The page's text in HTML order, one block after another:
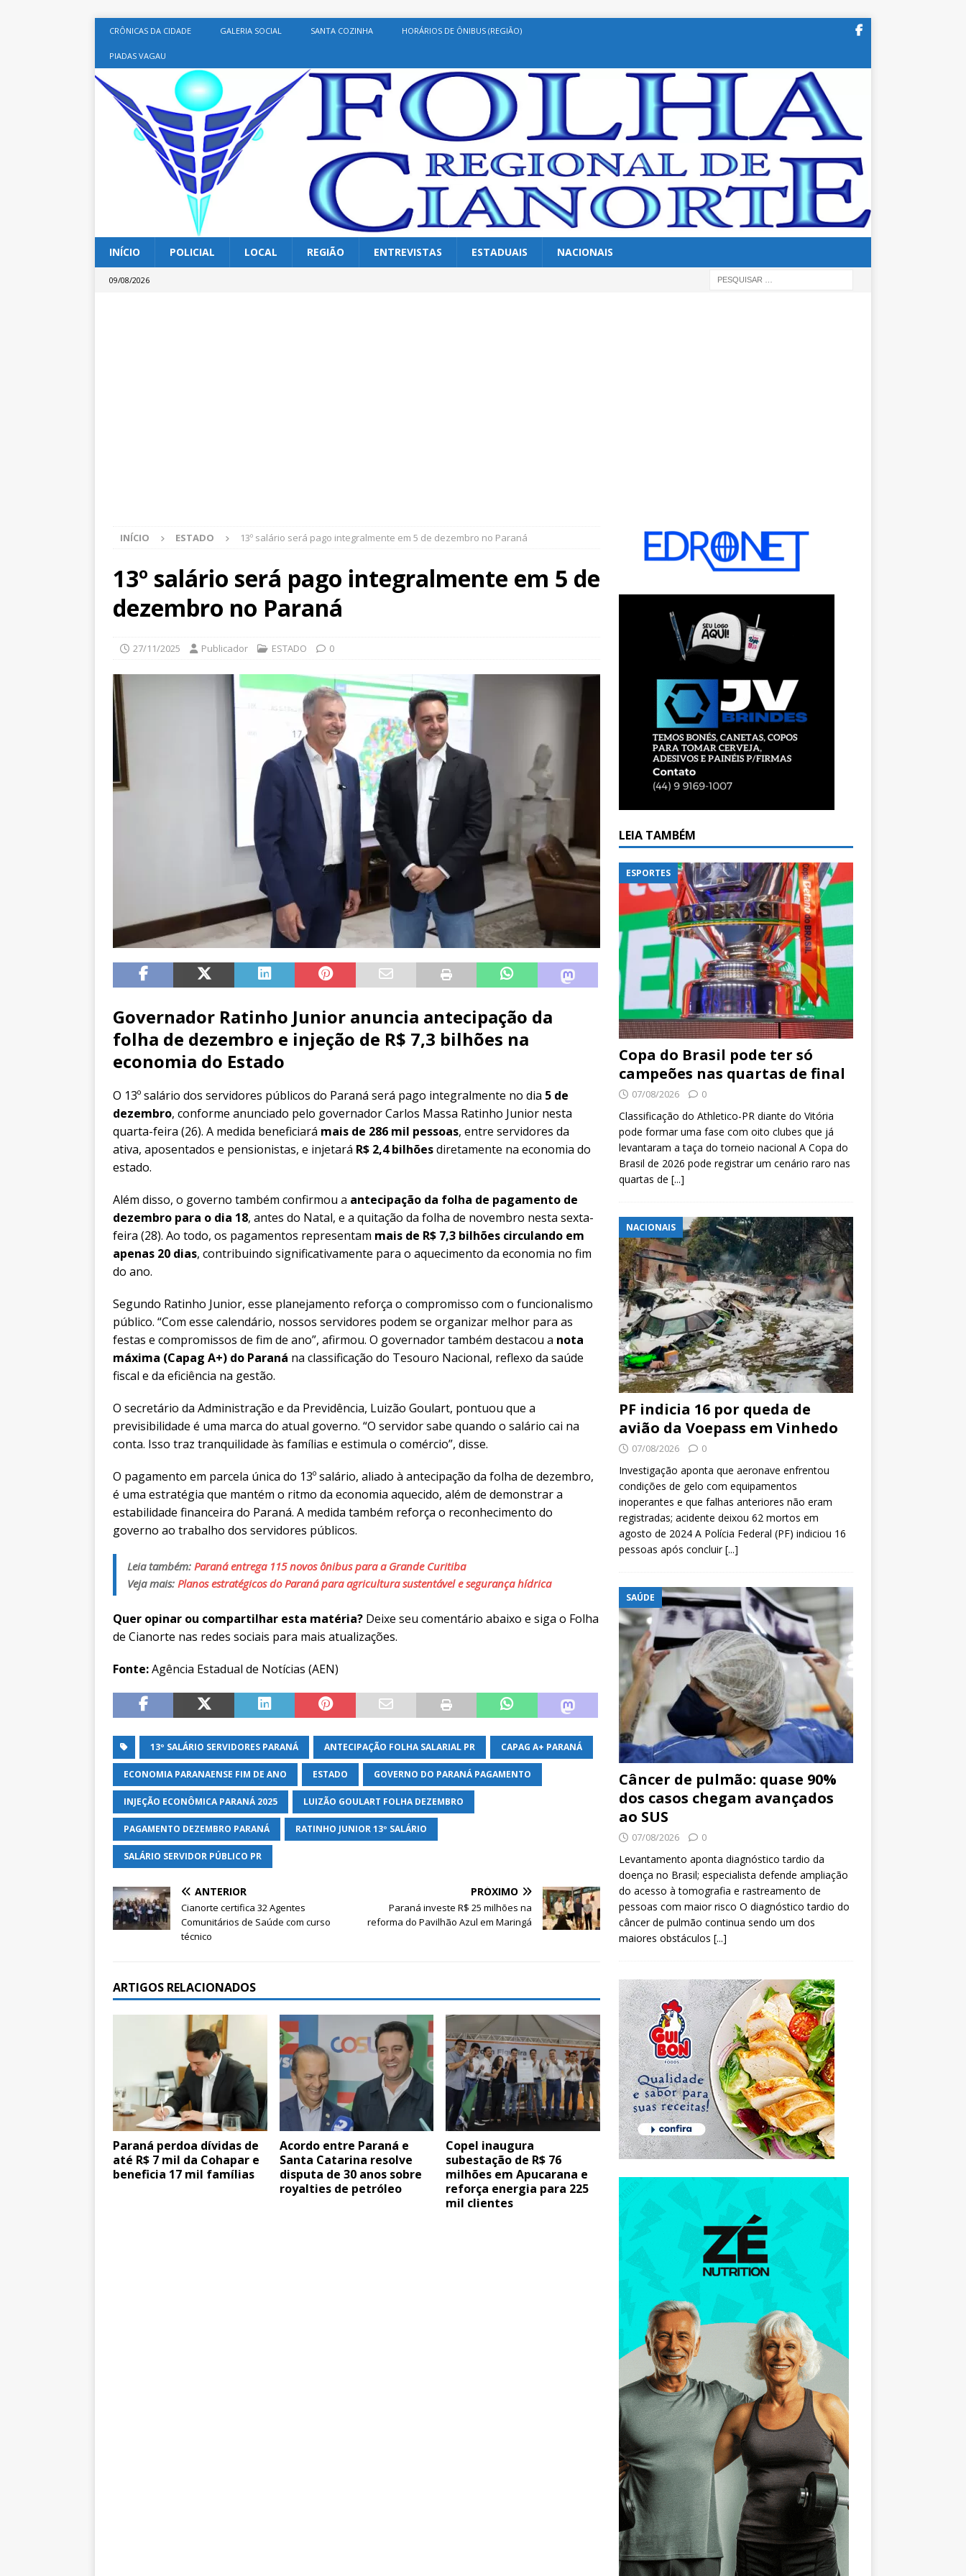
CRÔNICAS DA CIDADE GALERIA SOCIAL SANTA COZINHA HORÁRIOS DE ÔNIBUS (REGIÃO)
PIADAS VAGAU
INÍCIO POLICIAL LOCAL REGIÃO ENTREVISTAS ESTADUAIS NACIONAIS
09/08/2026
INÍCIO ESTADO 13º salário será pago integralmente em 5 de dezembro no Paraná
13º salário será pago integralmente em 5 de
dezembro no Paraná
27/11/2025 Publicador ESTADO 0
Governador Ratinho Junior anuncia antecipação da
folha de dezembro e injeção de R$ 7,3 bilhões na
economia do Estado
O 13º salário dos servidores públicos do Paraná será pago integralmente no dia 5 de
dezembro, conforme anunciado pelo governador Carlos Massa Ratinho Junior nesta
quarta-feira (26). A medida beneficiará mais de 286 mil pessoas, entre servidores da
ativa, aposentados e pensionistas, e injetará R$ 2,4 bilhõesdiretamente na economia do
estado.
Além disso, o governo também confirmou a antecipação da folha de pagamento de
dezembro para o dia 18, antes do Natal, e a quitação da folha de novembro nesta sexta-
feira (28). Ao todo, os pagamentos representam mais de R$ 7,3 bilhões circulando em
apenas 20 dias, contribuindo significativamente para o aquecimento da economia no fim
do ano.
Segundo Ratinho Junior, esse planejamento reforça o compromisso com o funcionalismo
público. “Com esse calendário, nossos servidores podem se organizar melhor para as
festas e compromissos de fim de ano”, afirmou. O governador também destacou a nota
máxima (Capag A+) do Paraná na classificação do Tesouro Nacional, reflexo da saúde
fiscal e da eficiência na gestão.
O secretário da Administração e da Previdência, Luizão Goulart, pontuou que a
previsibilidade é uma marca do atual governo. “O servidor sabe quando o salário cai na
conta. Isso traz tranquilidade às famílias e estimula o comércio”, disse.
O pagamento em parcela única do 13º salário, aliado à antecipação da folha de dezembro,
é uma estratégia que mantém o ritmo da economia aquecido, além de demonstrar a
estabilidade financeira do Paraná. A medida também reforça o reconhecimento do
governo ao trabalho dos servidores públicos.
Leia também: Paraná entrega 115 novos ônibus para a Grande Curitiba
Veja mais: Planos estratégicos do Paraná para agricultura sustentável e segurança hídrica
Quer opinar ou compartilhar esta matéria? Deixe seu comentário abaixo e siga o Folha
de Cianorte nas redes sociais para mais atualizações.
Fonte:Agência Estadual de Notícias (AEN)
13º SALÁRIO SERVIDORES PARANÁ ANTECIPAÇÃO FOLHA SALARIAL PR CAPAG A+ PARANÁ
ECONOMIA PARANAENSE FIM DE ANO ESTADO GOVERNO DO PARANÁ PAGAMENTO
INJEÇÃO ECONÔMICA PARANÁ 2025 LUIZÃO GOULART FOLHA DEZEMBRO
PAGAMENTO DEZEMBRO PARANÁ RATINHO JUNIOR 13º SALÁRIO
SALÁRIO SERVIDOR PÚBLICO PR
ANTERIOR
Cianorte certifica 32 Agentes
Comunitários de Saúde com curso
técnico
PRÓXIMO
Paraná investe R$ 25 milhões na
reforma do Pavilhão Azul em Maringá
ARTIGOS RELACIONADOS
Paraná perdoa dívidas de
até R$ 7 mil da Cohapar e
beneficia 17 mil famílias
Acordo entre Paraná e
Santa Catarina resolve
disputa de 30 anos sobre
royalties de petróleo
Copel inaugura
subestação de R$ 76
milhões em Apucarana e
reforça energia para 225
mil clientes
LEIA TAMBÉM
ESPORTES
Copa do Brasil pode ter só
campeões nas quartas de final
07/08/2026 0
Classificação do Athletico-PR diante do Vitória
pode formar uma fase com oito clubes que já
levantaram a taça do torneio nacional A Copa do
Brasil de 2026 pode registrar um cenário raro nas
quartas de [...]
NACIONAIS
PF indicia 16 por queda de
avião da Voepass em Vinhedo
07/08/2026 0
Investigação aponta que aeronave enfrentou
condições de gelo com equipamentos
inoperantes e que falhas anteriores não eram
registradas; acidente deixou 62 mortos em
agosto de 2024 A Polícia Federal (PF) indiciou 16
pessoas após concluir[...]
SAÚDE
Câncer de pulmão: quase 90%
dos casos chegam avançados
ao SUS
07/08/2026 0
Levantamento aponta diagnóstico tardio da
doença no Brasil; especialista defende ampliação
do acesso à tomografia e rastreamento de
pessoas com maior risco O diagnóstico tardio do
câncer de pulmão continua sendo um dos
maiores obstáculos [...]